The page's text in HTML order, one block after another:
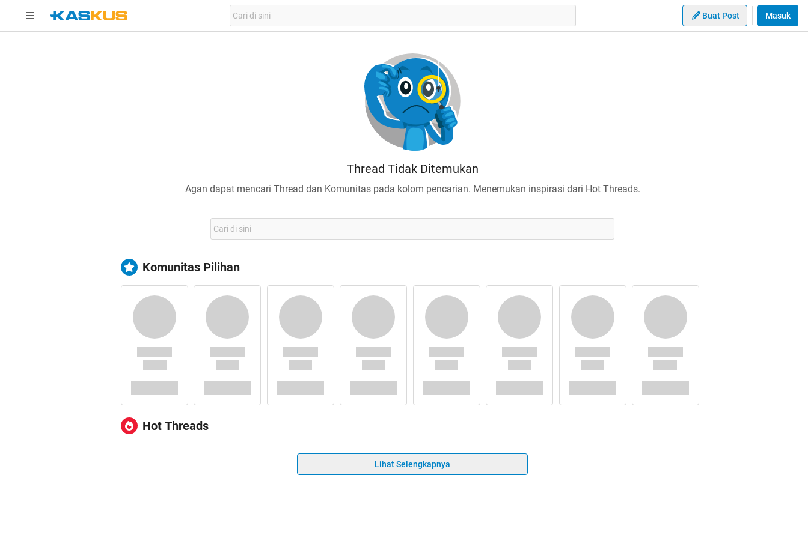
Buat Post Masuk
Thread Tidak Ditemukan
Agan dapat mencari Thread dan Komunitas pada kolom pencarian. Menemukan inspirasi dari Hot Threads.
Komunitas Pilihan
Hot Threads
Lihat Selengkapnya